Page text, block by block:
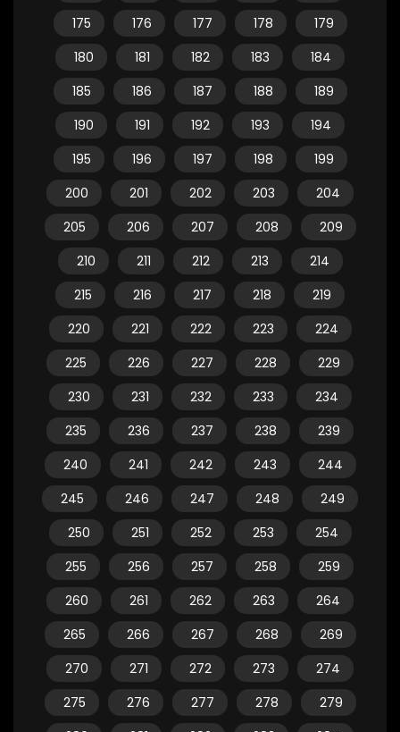
175
176 177 178
179
180
181 182 183
184
185
186 187 188
189
190
191 192 193
194
195
196 197 198
199
200
201 202 203
204
205
206 207 208
209
210
211 212 213
214
215
216 217 218
219
220
221 222 223
224
225
226 227 228
229
230
231 232 233
234
235
236 237 238
239
240
241 242 243
244
245
246 247 248
249
250
251 252 253
254
255
256 257 258
259
260
261 262 263
264
265
266 267 268
269
270
271 272 273
274
275
276 277 278
279